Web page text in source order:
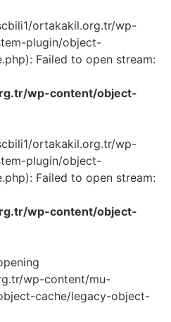
ortakakil.org.tr/wp-
plugin/object-
Failed to open stream:
wp-content/object-
ortakakil.org.tr/wp-
plugin/object-
Failed to open stream:
wp-content/object-
wp-content/mu-
cache/legacy-object-